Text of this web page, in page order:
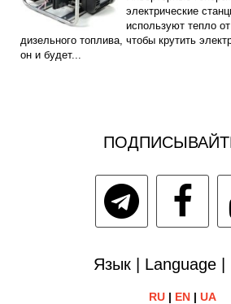
электрические
используют тепло
дизельного топлива, чтобы крутить
он и будет...
Язык | Language
RU| EN| UA